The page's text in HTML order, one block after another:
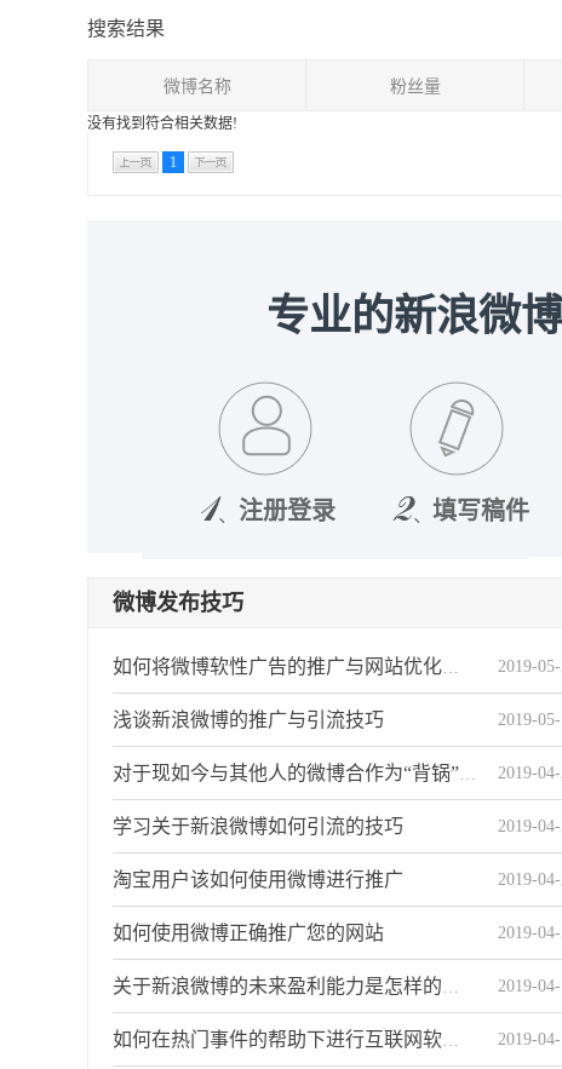
搜索结果
微博名称 粉丝量
没有找到符合相关数据!
1
专业的新浪微
注册登录 填写稿件
微博发布技巧
如何将微博软性广告的推广与网站优化关系 2019-
浅谈新浪微博的推广与引流技巧 2019-05-
对于现如今与其他人的微博合作为“背锅”状态 2019-
学习关于新浪微博如何引流的技巧 2019-
淘宝用户该如何使用微博进行推广 2019-
如何使用微博正确推广您的网站 2019-
关于新浪微博的未来盈利能力是怎样的趋势 2019-
如何在热门事件的帮助下进行互联网软性广告营销 2019-